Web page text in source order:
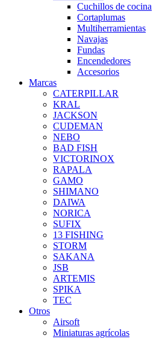
Cuchillos de cocina
Cortaplumas
Multiherramientas
Navajas
Fundas
Encendedores
Accesorios
Marcas
CATERPILLAR
KRAL
JACKSON
CUDEMAN
NEBO
BAD FISH
VICTORINOX
RAPALA
GAMO
SHIMANO
DAIWA
NORICA
SUFIX
13 FISHING
STORM
SAKANA
JSB
ARTEMIS
SPIKA
TEC
Otros
Airsoft
Miniaturas agrícolas